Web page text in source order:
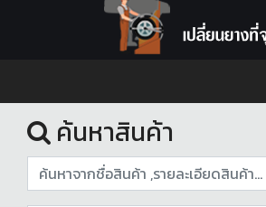
ค้นหาสินค้า